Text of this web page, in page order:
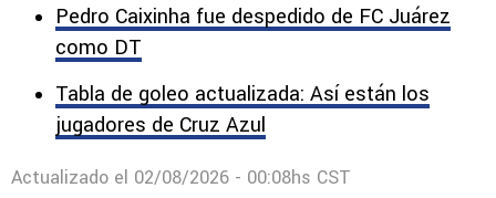
Pedro Caixinha fue despedido de FC Juárez
como DT
Tabla de goleo actualizada: Así están los
jugadores de Cruz Azul
Actualizado el 02/08/2026 - 00:08hs CST